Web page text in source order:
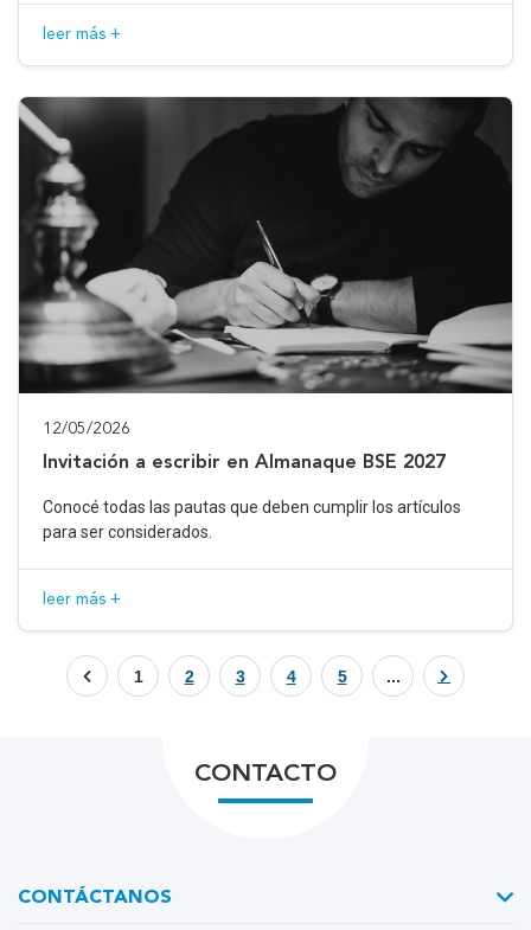
leer más +
12/05/2026
Invitación a escribir en Almanaque BSE 2027
Conocé todas las pautas que deben cumplir los artículos
para ser considerados.
leer más +
1 2 3 4 5 ...
CONTACTO
CONTÁCTANOS